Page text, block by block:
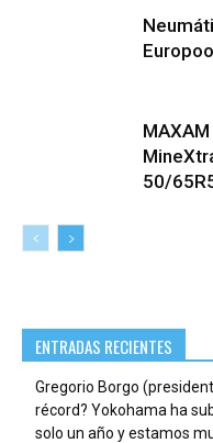
50/
ENTRADAS RECIENTES
Gregorio Borgo
récord? Yokohama ha
solo un año y estamos